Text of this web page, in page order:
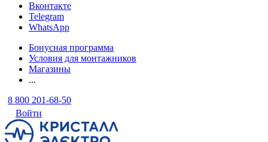
Вконтакте
Telegram
WhatsApp
Бонусная программа
Условия для монтажников
Магазины
...
8 800 201-68-50
Войти